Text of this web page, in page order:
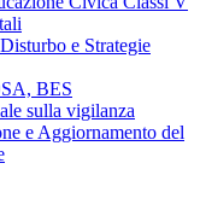
e Strategie
BES
sulla vigilanza
e Aggiornamento del